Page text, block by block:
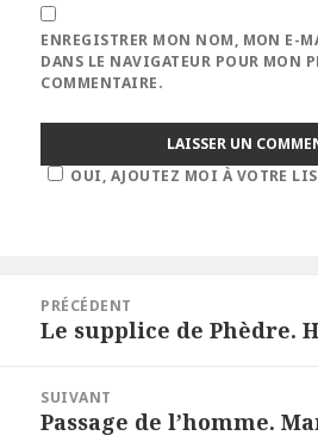
ENREGISTRER MON NOM, MON E-
DANS LE NAVIGATEUR POUR MON
COMMENTAIRE.
OUI, AJOUTEZ MOI À VOTRE
l’article
PRÉCÉDENT
Article
Le supplice de Phèdre.
SUIVANT
Article
Passage de l’homme.